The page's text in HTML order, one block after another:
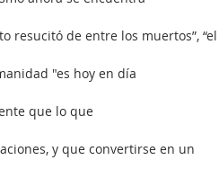
resucitó de entre los muertos”, “el
"es hoy en día
que lo que
y que convertirse en un